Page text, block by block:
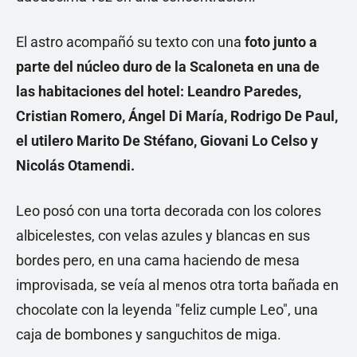
El astro acompañó su texto con una foto junto a
parte del núcleo duro de la Scaloneta en una de
las habitaciones del hotel: Leandro Paredes,
Cristian Romero, Ángel Di María, Rodrigo De Paul,
el utilero Marito De Stéfano, Giovani Lo Celso y
Nicolás Otamendi.
Leo posó con una torta decorada con los colores
albicelestes, con velas azules y blancas en sus
bordes pero, en una cama haciendo de mesa
improvisada, se veía al menos otra torta bañada en
chocolate con la leyenda "feliz cumple Leo", una
caja de bombones y sanguchitos de miga.